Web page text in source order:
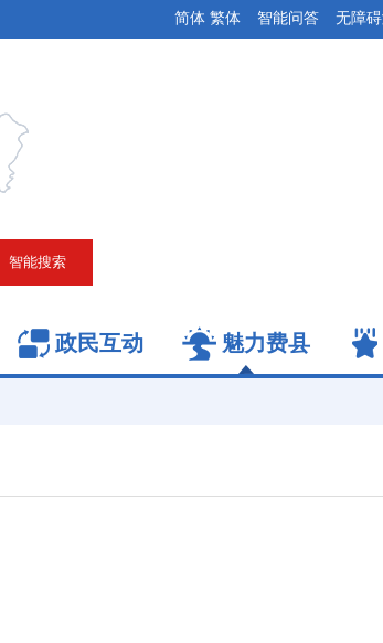
智能问答 无障
简体 繁体
政民互动 魅力费县